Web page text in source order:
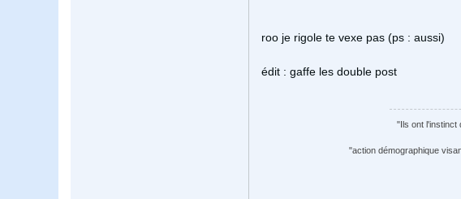
roo je rigole te vexe pas (ps : aussi)
édit : gaffe les double post
"Ils ont l'instinct
"action démographique